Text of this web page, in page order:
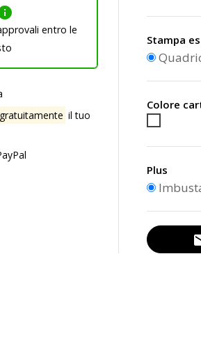
entro le
il tuo
Stampa
Colore
Bianco
Plus